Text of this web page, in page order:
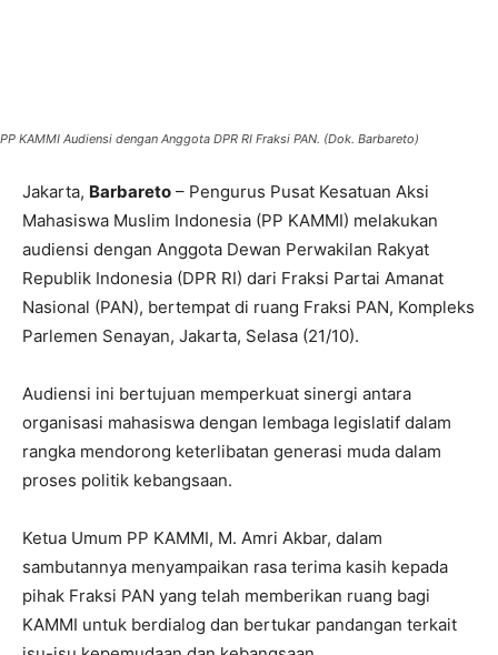
PP KAMMI Audiensi dengan Anggota DPR RI Fraksi PAN. (Dok. Barbareto)
Jakarta, Barbareto – Pengurus Pusat Kesatuan Aksi
Mahasiswa Muslim Indonesia (PP KAMMI) melakukan
audiensi dengan Anggota Dewan Perwakilan Rakyat
Republik Indonesia (DPR RI) dari Fraksi Partai Amanat
Nasional (PAN), bertempat di ruang Fraksi PAN, Kompleks
Parlemen Senayan, Jakarta, Selasa (21/10).
Audiensi ini bertujuan memperkuat sinergi antara
organisasi mahasiswa dengan lembaga legislatif dalam
rangka mendorong keterlibatan generasi muda dalam
proses politik kebangsaan.
Ketua Umum PP KAMMI, M. Amri Akbar, dalam
sambutannya menyampaikan rasa terima kasih kepada
pihak Fraksi PAN yang telah memberikan ruang bagi
KAMMI untuk berdialog dan bertukar pandangan terkait